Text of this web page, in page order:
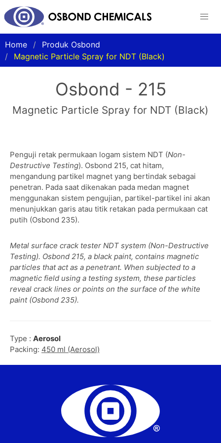
Home
Produk Osbond
Magnetic Particle Spray for NDT (Black)
Osbond - 215
Magnetic Particle Spray for NDT (Black)
Penguji retak permukaan logam sistem NDT (Non-
Destructive Testing). Osbond 215, cat hitam,
mengandung partikel magnet yang bertindak sebagai
penetran. Pada saat dikenakan pada medan magnet
menggunakan sistem pengujian, partikel-partikel ini akan
menunjukkan garis atau titik retakan pada permukaan cat
putih (Osbond 235).
Metal surface crack tester NDT system (Non-Destructive
Testing). Osbond 215, a black paint, contains magnetic
particles that act as a penetrant. When subjected to a
magnetic field using a testing system, these particles
reveal crack lines or points on the surface of the white
paint (Osbond 235).
Type : Aerosol
Packing: 450 ml (Aerosol)